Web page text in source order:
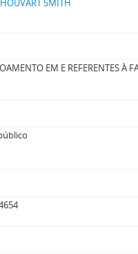
SMITH
EM E REFERENTES À